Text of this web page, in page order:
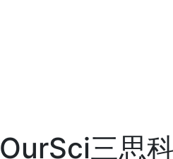
OurSci三思